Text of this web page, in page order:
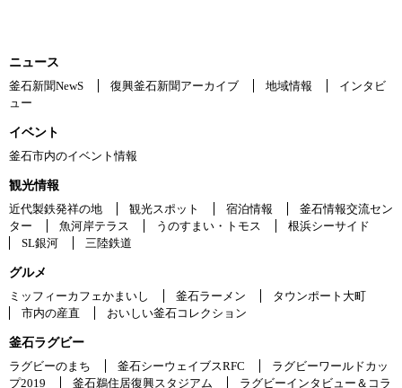
ニュース
釜石新聞NewS
復興釜石新聞アーカイブ 地域情報
インタビ
ュー
イベント
釜石市内のイベント情報
観光情報
近代製鉄発祥の地
観光スポット 宿泊情報
釜石情報交流セン
ター
魚河岸テラス うのすまい・トモス
根浜シーサイド
SL銀河
三陸鉄道
グルメ
ミッフィーカフェかまいし
釜石ラーメン
タウンポート大町
市内の産直
おいしい釜石コレクション
釜石ラグビー
ラグビーのまち
釜石シーウェイブスRFC
ラグビーワールドカッ
プ2019
釜石鵜住居復興スタジアム ラグビーインタビュー＆コラ